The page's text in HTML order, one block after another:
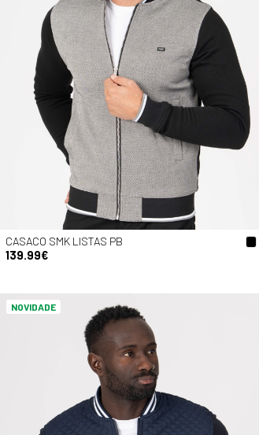
CASACO SMK LISTAS PB
139.99€
NOVIDADE